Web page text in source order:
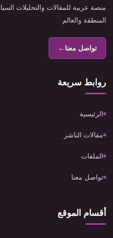
منصة عربية للمقالات والتحليلات
المنطقة والعالم
تواصل معنا←
روابط سريعة
الرئيسية
مقالات الناشر
الملفات
تواصل معنا
أقسام الموقع